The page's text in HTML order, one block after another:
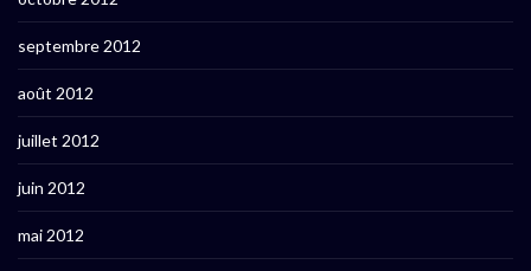
septembre 2012
août 2012
juillet 2012
juin 2012
mai 2012